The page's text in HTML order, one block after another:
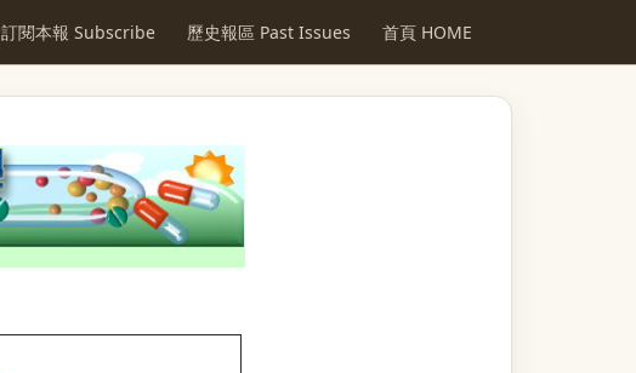
訂閱本報 Subscribe 歷史報區 Past Issues 首頁 HOME